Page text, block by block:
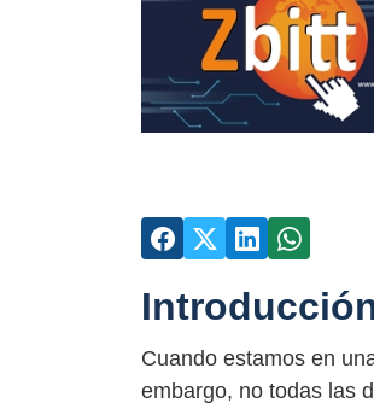
Cuando estamos en
embargo, no todas las